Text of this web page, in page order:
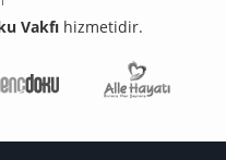
Vakfı hizmetidir.
Genç Doku